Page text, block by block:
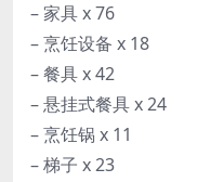
– 家具 x 76
– 烹饪设备 x 18
– 餐具 x 42
– 悬挂式餐具 x 24
– 烹饪锅 x 11
– 梯子 x 23